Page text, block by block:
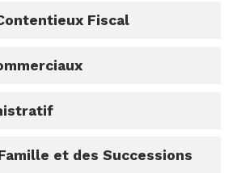
Fiscal
et des Successions